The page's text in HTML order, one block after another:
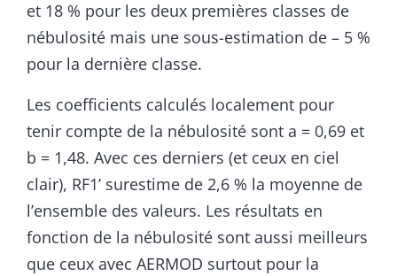
et 18 % pour les deux premières classes de
nébulosité mais une sous-estimation de – 5 %
pour la dernière classe.
Les coefficients calculés localement pour
tenir compte de la nébulosité sont a = 0,69 et
b = 1,48. Avec ces derniers (et ceux en ciel
clair), RF1’ surestime de 2,6 % la moyenne de
l’ensemble des valeurs. Les résultats en
fonction de la nébulosité sont aussi meilleurs
que ceux avec AERMOD surtout pour la